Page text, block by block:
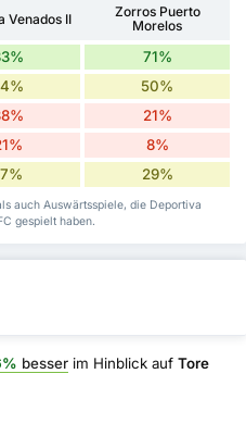
Venados II
Zorros Puerto
Morelos
71%
50%
21%
8%
29%
auch Auswärtsspiele, die Deportiva
gespielt haben.
besser im Hinblick auf Tore